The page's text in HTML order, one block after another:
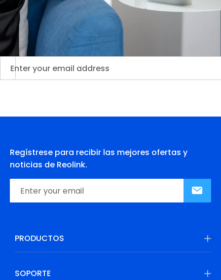
Regístrese para recibir las mejores ofertas y
noticias de Reolink.
PRODUCTOS
SOPORTE